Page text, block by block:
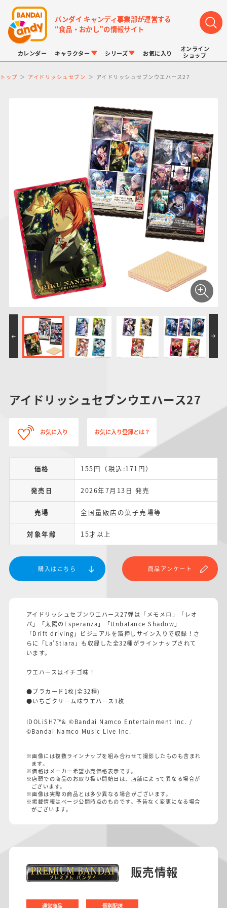
バンダイ キャンディ事業部が運営する
“食品・おかし”の情報サイト
カレンダー キャラクター
仮面ライダーシリー
ズ
PROJECT R.E.D.・
スーパー戦隊シリー
ズ
プリキュアシリーズ
ガンダムシリーズ
ポケットモンスター
ドラゴンボール
アンパンマン
サンリオキャラクタ
ーズ
シリーズ
キャラパキ
つりグミ
チョコサプ
にふぉるめーしょん
＆スクエアシール
SMPシリーズ
ポケモンキッズ
ポケモンスケールワ
ールド
キャラデコ
お気に入り
オンライン
ショップ
トップ アイドリッシュセブン アイドリッシュセブンウエハース27
アイドリッシュセブンウエハース27
お気に入り お気に入り登録とは？
価格 155円（税込:171円）
発売日 2026年7月13日 発売
売場 全国量販店の菓子売場等
対象年齢 15才以上
購入はこちら 商品アンケート
アイドリッシュセブンウエハース27弾は「メモメロ」「レオ
パ」「太陽のEsperanza」「Unbalance Shadow」
「Drift driving」ビジュアルを箔押しサイン入りで収録！さ
らに「La’Stiara」も収録した全32種がラインナップされて
います。
ウエハースはイチゴ味！
●プラカード1枚(全32種)
●いちごクリーム味ウエハース1枚
IDOLiSH7™& ©Bandai Namco Entertainment Inc. /
©Bandai Namco Music Live Inc.
※画像には複数ラインナップを組み合わせて撮影したものも含まれ
ます。
※価格はメーカー希望小売価格表示です。
※店頭での商品のお取り扱い開始日は、店舗によって異なる場合が
ございます。
※画像は実際の商品とは多少異なる場合がございます。
※掲載情報はページ公開時点のものです。予告なく変更になる場合
がございます。
販売情報
通常商品 個別配送